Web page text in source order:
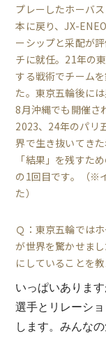
プレーしたホーバ
本に戻り、JX-
ーシップと采配が
チに就任。21年の
する戦術でチーム
た。東京五輪後に
8月沖縄でも開催さ
2023、24年のパリ
界で生き抜いてき
「結果」を残すた
の1回目です。（※
た）
Ｑ：東京五輪では
が世界を驚かせま
にしていることを教
いっぱいありま
選手とリレーシ
します。みんな